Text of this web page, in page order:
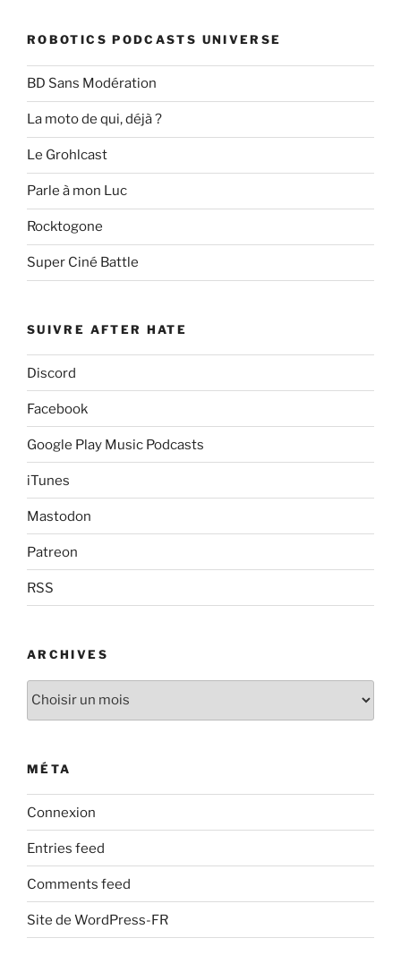
ROBOTICS PODCASTS UNIVERSE
BD Sans Modération
La moto de qui, déjà ?
Le Grohlcast
Parle à mon Luc
Rocktogone
Super Ciné Battle
SUIVRE AFTER HATE
Discord
Facebook
Google Play Music Podcasts
iTunes
Mastodon
Patreon
RSS
ARCHIVES
Archives
MÉTA
Connexion
Entries feed
Comments feed
Site de WordPress-FR